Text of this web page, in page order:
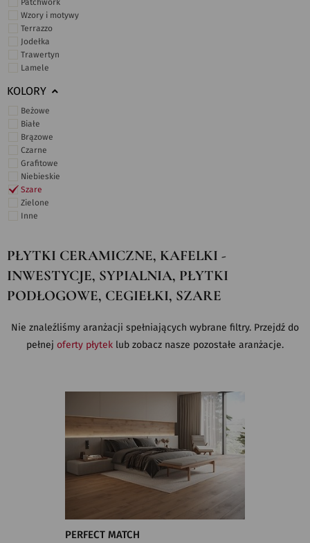
Patchwork
Wzory i motywy
Terrazzo
Jodełka
Trawertyn
Lamele
KOLORY
Beżowe
Białe
Brązowe
Czarne
Grafitowe
Niebieskie
Szare
Zielone
Inne
PŁYTKI CERAMICZNE, KAFELKI -
INWESTYCJE, SYPIALNIA, PŁYTKI
PODŁOGOWE, CEGIEŁKI, SZARE
Nie znaleźliśmy aranżacji spełniających wybrane filtry. Przejdź do
pełnej oferty płytek lub zobacz nasze pozostałe aranżacje.
PERFECT MATCH